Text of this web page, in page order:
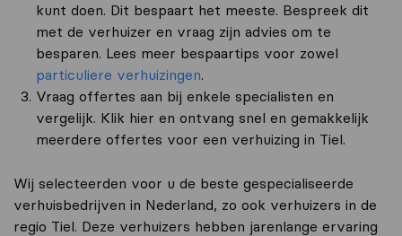
kunt doen. Dit bespaart het meeste. Bespreek dit
met de verhuizer en vraag zijn advies om te
besparen. Lees meer bespaartips voor zowel
particuliere verhuizingen.
Vraag offertes aan bij enkele specialisten en
vergelijk. Klik hier en ontvang snel en gemakkelijk
meerdere offertes voor een verhuizing in Tiel.
Wij selecteerden voor u de beste gespecialiseerde
verhuisbedrijven in Nederland, zo ook verhuizers in de
regio Tiel. Deze verhuizers hebben jarenlange ervaring